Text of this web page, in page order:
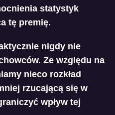
statystyk
tę premię.
nigdy nie
Ze względu na
nieco rozkład
rzucającą się w
wpływ tej